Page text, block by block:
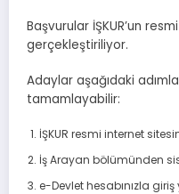
Başvurular İŞKUR’un
gerçekleştiriliyor.
Adaylar aşağıdaki
tamamlayabilir:
İŞKUR resmi internet
İş Arayan bölümünden
e-Devlet hesabınızla